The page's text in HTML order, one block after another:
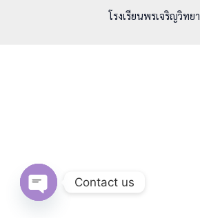
โรงเรียนพรเจริญวิทยา
Contact us
Open chaty